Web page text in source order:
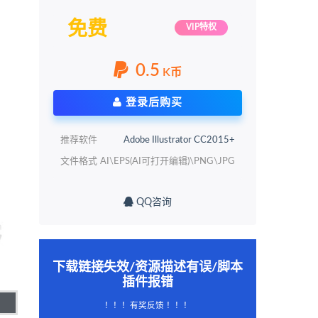
免费 VIP特权
0.5 K币
登录后购买
推荐软件 Adobe Illustrator CC2015+
文件格式 AI\EPS(AI可打开编辑)\PNG\JPG
QQ咨询
下载链接失效/资源描述有误/脚本
插件报错
！！！有奖反馈 ！！！